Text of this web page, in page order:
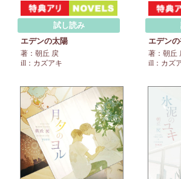
試し読み
エデンの太陽
著：朝丘 戻
ill：カズアキ
エデン
著：朝丘
ill：カズ